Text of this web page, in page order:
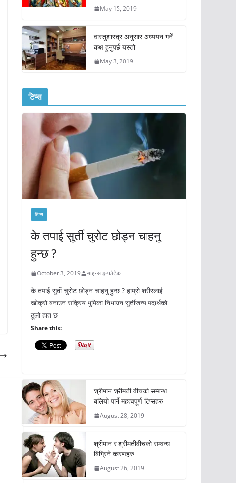
May 15, 2019
वास्तुशास्त्र अनुसार अध्ययन गर्ने
कक्ष हुनुपर्छ यस्तो
May 3, 2019
टिप्स
टिप्स
के तपाई सुर्ती चुरोट छोड्न चाहनु
हुन्छ ?
October 3, 2019 साइन्स इन्फोटेक
के तपाई सुर्ती चुरोट छोड्न चाहनु हुन्छ ? हाम्रो शरीरलाई
खोक्रो बनाउन सक्रिय भुमिका निभाउन सुर्तीजन्य पदार्थको
ठूलो हात छ
Share this:
श्रीमान श्रीमती वीचको सम्बन्ध
बलियो पार्ने महत्वपूर्ण टिप्सहरु
August 28, 2019
श्रीमान र श्रीमतीवीचको सम्वन्ध
बिग्रिने कारणहरु
August 26, 2019